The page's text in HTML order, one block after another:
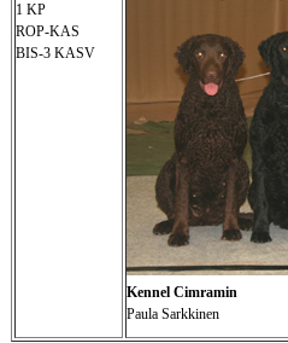
1 KP
ROP-KAS
BIS-3 KASV
Kennel Cimramin
Paula Sarkkinen